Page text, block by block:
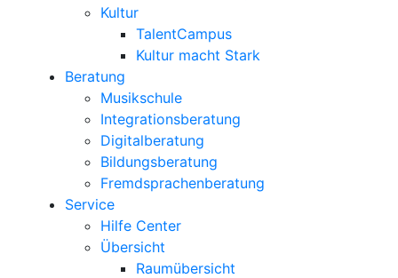
Kultur
TalentCampus
Kultur macht Stark
Beratung
Musikschule
Integrationsberatung
Digitalberatung
Bildungsberatung
Fremdsprachenberatung
Service
Hilfe Center
Übersicht
Raumübersicht